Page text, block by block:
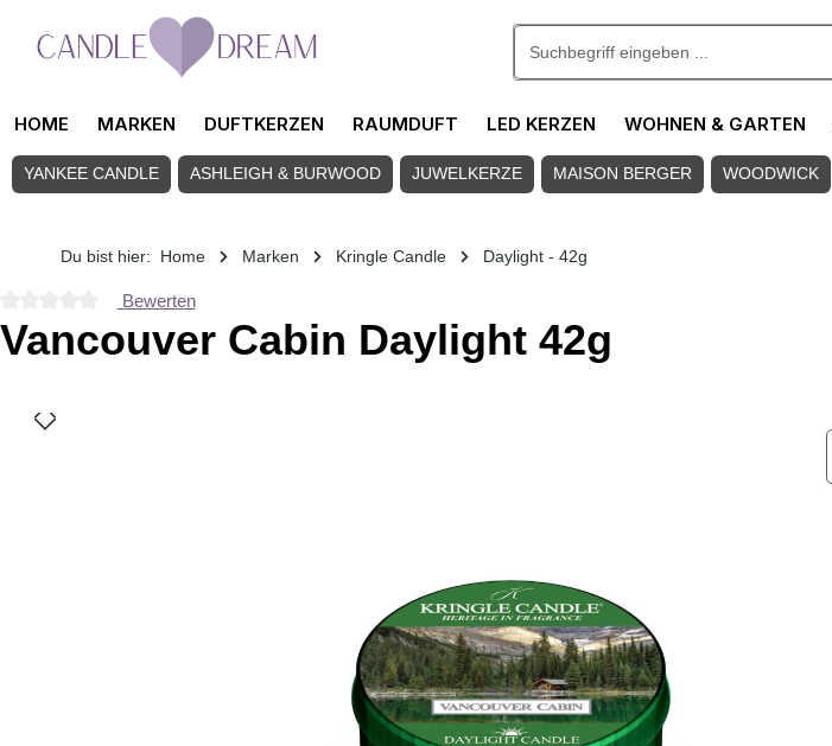
Zum Hauptinhalt springen
HOME MARKEN DUFTKERZEN RAUMDUFT LED KERZEN WOHNEN & GARTEN
YANKEE CANDLE ASHLEIGH & BURWOOD JUWELKERZE MAISON BERGER WOODWICK
Du bist hier: Home Marken Kringle Candle Daylight - 42g
Durchschnittliche Bewertung von 0 von 5 Sternen
Bewerten
Vancouver Cabin Daylight 42g
Bildergalerie überspringen